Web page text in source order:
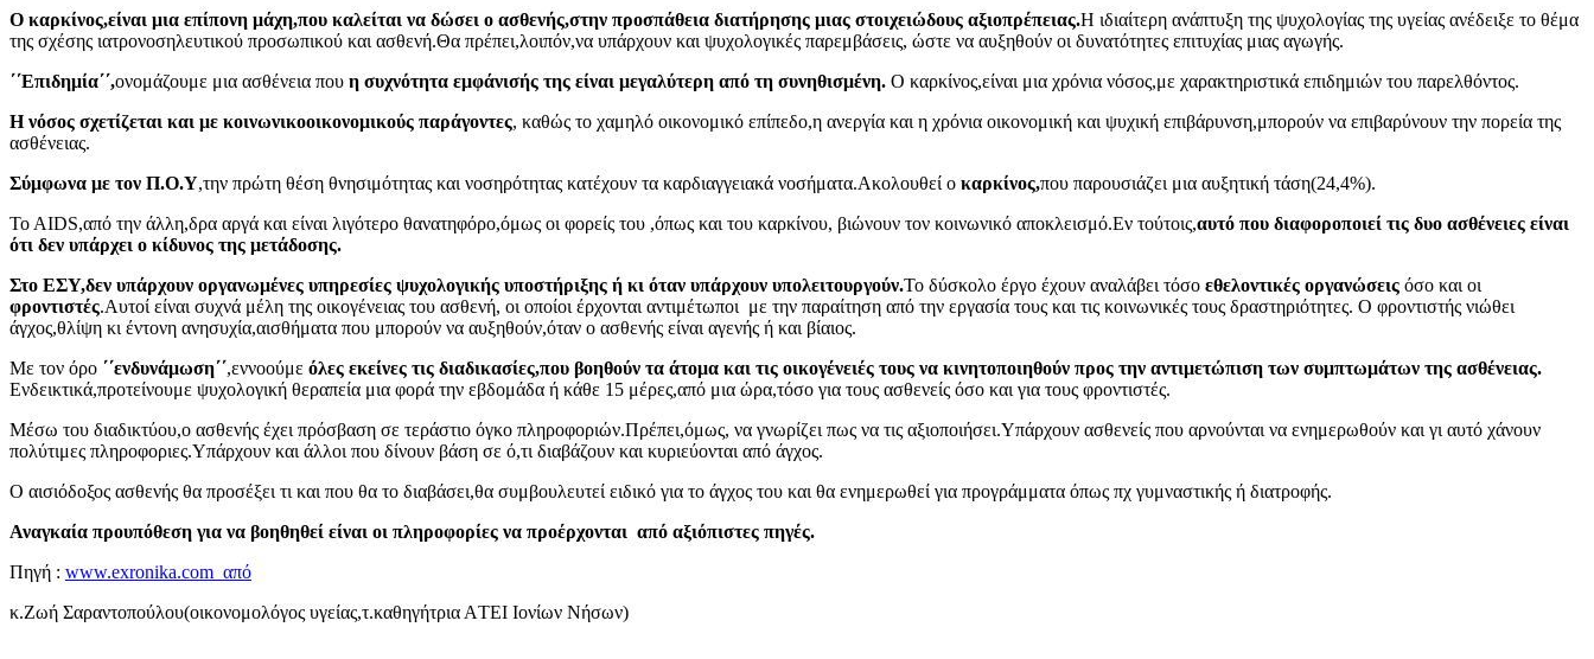
Ο καρκίνος,είναι μια επίπονη μάχη,που καλείται να δώσει ο ασθενής,στην προσπάθεια διατήρησης μιας στοιχειώδους αξιοπρέπειας.Η ιδιαίτερη ανάπτυξη της ψυχολογίας της υγείας ανέδειξε το θέμα
της σχέσης ιατρονοσηλευτικού προσωπικού και ασθενή.Θα πρέπει,λοιπόν,να υπάρχουν και ψυχολογικές παρεμβάσεις, ώστε να αυξηθούν οι δυνατότητες επιτυχίας μιας αγωγής.
΄΄Επιδημία΄΄,ονομάζουμε μια ασθένεια που η συχνότητα εμφάνισής της είναι μεγαλύτερη από τη συνηθισμένη. Ο καρκίνος,είναι μια χρόνια νόσος,με χαρακτηριστικά επιδημιών του παρελθόντος.
Η νόσος σχετίζεται και με κοινωνικοοικονομικούς παράγοντες, καθώς το χαμηλό οικονομικό επίπεδο,η ανεργία και η χρόνια οικονομική και ψυχική επιβάρυνση,μπορούν να επιβαρύνουν την πορεία της
ασθένειας.
Σύμφωνα με τον Π.Ο.Υ,την πρώτη θέση θνησιμότητας και νοσηρότητας κατέχουν τα καρδιαγγειακά νοσήματα.Ακολουθεί ο καρκίνος,που παρουσιάζει μια αυξητική τάση(24,4%).
Το ΑIDS,από την άλλη,δρα αργά και είναι λιγότερο θανατηφόρο,όμως οι φορείς του ,όπως και του καρκίνου, βιώνουν τον κοινωνικό αποκλεισμό.Εν τούτοις,αυτό που διαφοροποιεί τις δυο ασθένειες είναι
ότι δεν υπάρχει ο κίδυνος της μετάδοσης.
Στο ΕΣΥ,δεν υπάρχουν οργανωμένες υπηρεσίες ψυχολογικής υποστήριξης ή κι όταν υπάρχουν υπολειτουργούν.Το δύσκολο έργο έχουν αναλάβει τόσο εθελοντικές οργανώσεις όσο και οι
φροντιστές.Αυτοί είναι συχνά μέλη της οικογένειας του ασθενή, οι οποίοι έρχονται αντιμέτωποι με την παραίτηση από την εργασία τους και τις κοινωνικές τους δραστηριότητες. Ο φροντιστής νιώθει
άγχος,θλίψη κι έντονη ανησυχία,αισθήματα που μπορούν να αυξηθούν,όταν ο ασθενής είναι αγενής ή και βίαιος.
Με τον όρο ΄΄ενδυνάμωση΄΄,εννοούμε όλες εκείνες τις διαδικασίες,που βοηθούν τα άτομα και τις οικογένειές τους να κινητοποιηθούν προς την αντιμετώπιση των συμπτωμάτων της ασθένειας.
Ενδεικτικά,προτείνουμε ψυχολογική θεραπεία μια φορά την εβδομάδα ή κάθε 15 μέρες,από μια ώρα,τόσο για τους ασθενείς όσο και για τους φροντιστές.
Μέσω του διαδικτύου,ο ασθενής έχει πρόσβαση σε τεράστιο όγκο πληροφοριών.Πρέπει,όμως, να γνωρίζει πως να τις αξιοποιήσει.Υπάρχουν ασθενείς που αρνούνται να ενημερωθούν και γι αυτό χάνουν
πολύτιμες πληροφοριες.Υπάρχουν και άλλοι που δίνουν βάση σε ό,τι διαβάζουν και κυριεύονται από άγχος.
Ο αισιόδοξος ασθενής θα προσέξει τι και που θα το διαβάσει,θα συμβουλευτεί ειδικό για το άγχος του και θα ενημερωθεί για προγράμματα όπως πχ γυμναστικής ή διατροφής.
Αναγκαία προυπόθεση για να βοηθηθεί είναι οι πληροφορίες να προέρχονται από αξιόπιστες πηγές.
Πηγή : www.exronika.com από
κ.Ζωή Σαραντοπούλου(οικονομολόγος υγείας,τ.καθηγήτρια ΑTEI Ιονίων Nήσων)